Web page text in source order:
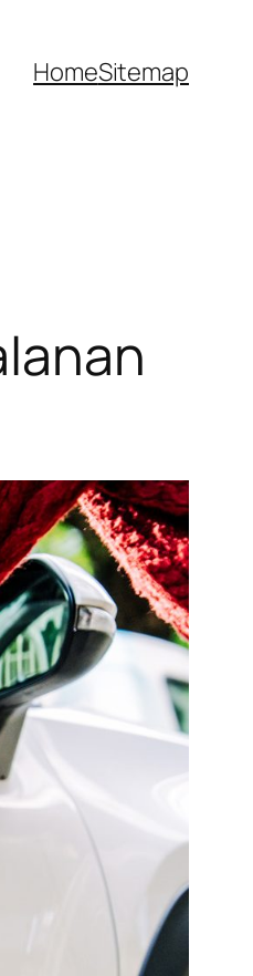
HomeSitemap